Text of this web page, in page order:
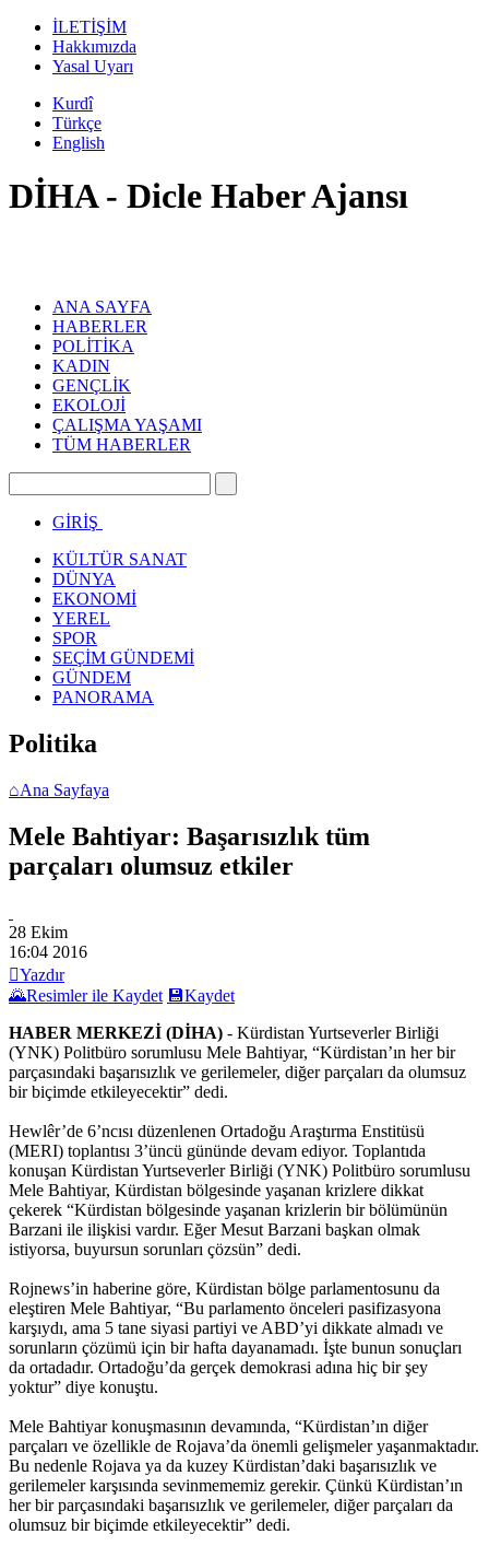
İLETİŞİM
Hakkımızda
Yasal Uyarı
Kurdî
Türkçe
English
DİHA - Dicle Haber Ajansı
ANA SAYFA
HABERLER
POLİTİKA
KADIN
GENÇLİK
EKOLOJİ
ÇALIŞMA YAŞAMI
TÜM HABERLER
GİRİŞ
KÜLTÜR SANAT
DÜNYA
EKONOMİ
YEREL
SPOR
SEÇİM GÜNDEMİ
GÜNDEM
PANORAMA
Politika
⌂Ana Sayfaya
Mele Bahtiyar: Başarısızlık tüm
parçaları olumsuz etkiler
28 Ekim
16:04 2016
Yazdır
🌄Resimler ile Kaydet 💾Kaydet
HABER MERKEZİ (DİHA) - Kürdistan Yurtseverler Birliği
(YNK) Politbüro sorumlusu Mele Bahtiyar, “Kürdistan’ın her bir
parçasındaki başarısızlık ve gerilemeler, diğer parçaları da olumsuz
bir biçimde etkileyecektir” dedi.
Hewlêr’de 6’ncısı düzenlenen Ortadoğu Araştırma Enstitüsü
(MERI) toplantısı 3’üncü gününde devam ediyor. Toplantıda
konuşan Kürdistan Yurtseverler Birliği (YNK) Politbüro sorumlusu
Mele Bahtiyar, Kürdistan bölgesinde yaşanan krizlere dikkat
çekerek “Kürdistan bölgesinde yaşanan krizlerin bir bölümünün
Barzani ile ilişkisi vardır. Eğer Mesut Barzani başkan olmak
istiyorsa, buyursun sorunları çözsün” dedi.
Rojnews’in haberine göre, Kürdistan bölge parlamentosunu da
eleştiren Mele Bahtiyar, “Bu parlamento önceleri pasifizasyona
karşıydı, ama 5 tane siyasi partiyi ve ABD’yi dikkate almadı ve
sorunların çözümü için bir hafta dayanamadı. İşte bunun sonuçları
da ortadadır. Ortadoğu’da gerçek demokrasi adına hiç bir şey
yoktur” diye konuştu.
Mele Bahtiyar konuşmasının devamında, “Kürdistan’ın diğer
parçaları ve özellikle de Rojava’da önemli gelişmeler yaşanmaktadır.
Bu nedenle Rojava ya da kuzey Kürdistan’daki başarısızlık ve
gerilemeler karşısında sevinmememiz gerekir. Çünkü Kürdistan’ın
her bir parçasındaki başarısızlık ve gerilemeler, diğer parçaları da
olumsuz bir biçimde etkileyecektir” dedi.